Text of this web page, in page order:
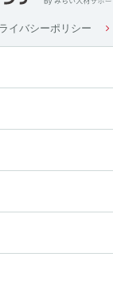
イバシーポリシー